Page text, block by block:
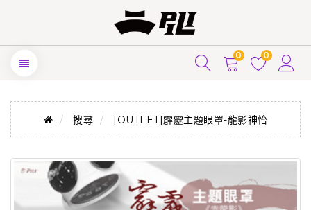
0 0
搜尋 [OUTLET]霹靂主題眼罩-龍影神怡